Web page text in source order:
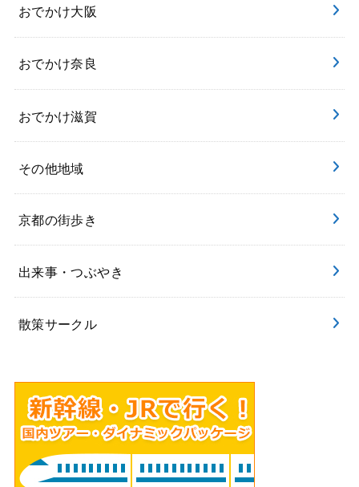
おでかけ大阪
おでかけ奈良
おでかけ滋賀
その他地域
京都の街歩き
出来事・つぶやき
散策サークル